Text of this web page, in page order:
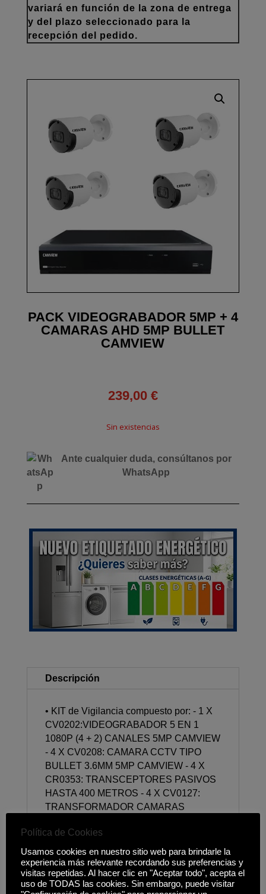
variará en función de la zona de entrega
y del plazo seleccionado para la
recepción del pedido.
PACK VIDEOGRABADOR 5MP + 4
CAMARAS AHD 5MP BULLET
CAMVIEW
239,00 €
Sin existencias
Ante cualquier duda, consúltanos por
WhatsApp
Descripción
• KIT de Vigilancia compuesto por: - 1 X
CV0202:VIDEOGRABADOR 5 EN 1
1080P (4 + 2) CANALES 5MP CAMVIEW
- 4 X CV0208: CAMARA CCTV TIPO
BULLET 3.6MM 5MP CAMVIEW - 4 X
CR0353: TRANSCEPTORES PASIVOS
HASTA 400 METROS - 4 X CV0127:
TRANSFORMADOR CAMARAS
Productos relacionados
Política de Cookies
Usamos cookies en nuestro sitio web para brindarle la
experiencia más relevante recordando sus preferencias y
visitas repetidas. Al hacer clic en "Aceptar todo", acepta el
uso de TODAS las cookies. Sin embargo, puede visitar